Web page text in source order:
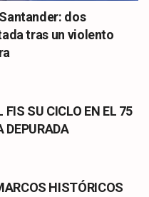
dos
tras un violento
SU CICLO EN EL 75
DEPURADA
HISTÓRICOS